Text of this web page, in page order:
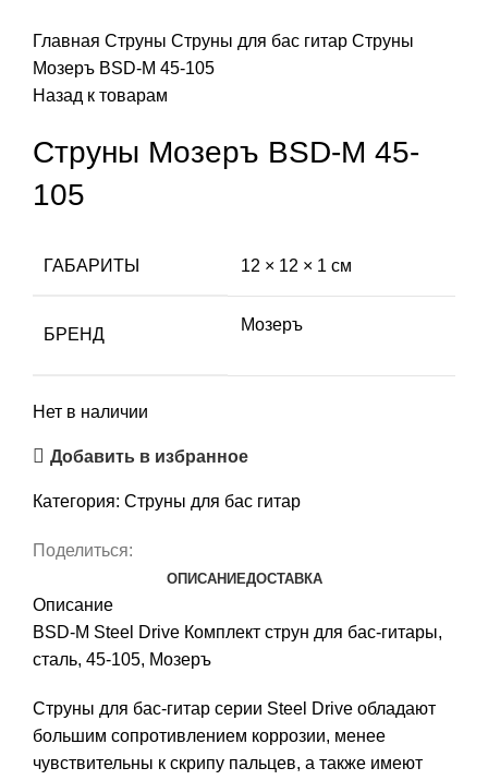
Главная Струны Струны для бас гитар Струны
Мозеръ BSD-M 45-105
Назад к товарам
Струны Мозеръ BSD-M 45-
105
ГАБАРИТЫ 12 × 12 × 1 см
БРЕНД
Мозеръ
Нет в наличии
Добавить в избранное
Категория: Струны для бас гитар
Поделиться:
ОПИСАНИЕДОСТАВКА
Описание
BSD-M Steel Drive Комплект струн для бас-гитары,
сталь, 45-105, Мозеръ
Струны для бас-гитар серии Steel Drive обладают
большим сопротивлением коррозии, менее
чувствительны к скрипу пальцев, а также имеют